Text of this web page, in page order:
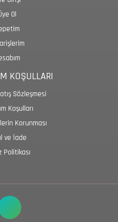
Ol
KOŞULLARI
Sözleşmesi
Koşulları
Korunması
ve İade
Politikası